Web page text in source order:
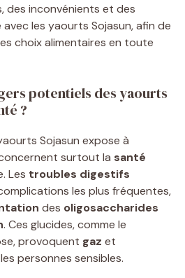
des inconvénients et des
les yaourts Sojasun, afin de
choix alimentaires en toute
potentiels des yaourts
?
Sojasun expose à
surtout la santé
Les troubles digestifs
les plus fréquentes,
des oligosaccharides
. Ces glucides, comme le
provoquent gaz et
personnes sensibles.